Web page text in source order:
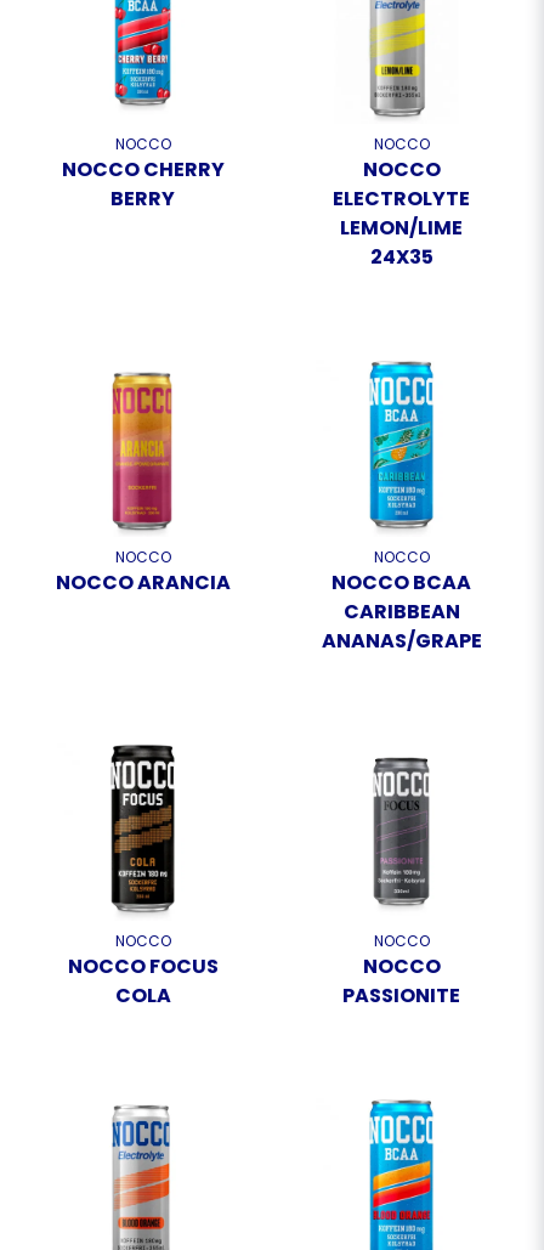
NOCCO
NOCCO CHERRY
BERRY
NOCCO
NOCCO
ELECTROLYTE
LEMON/LIME
24X35
NOCCO
NOCCO ARANCIA
NOCCO
NOCCO BCAA
CARIBBEAN
ANANAS/GRAPE
NOCCO
NOCCO FOCUS
COLA
NOCCO
NOCCO
PASSIONITE